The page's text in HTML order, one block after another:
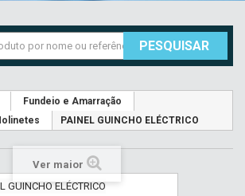
PESQUISAR
Fundeio e Amarração
PAINEL GUINCHO ELÉCTRICO
Ver maior